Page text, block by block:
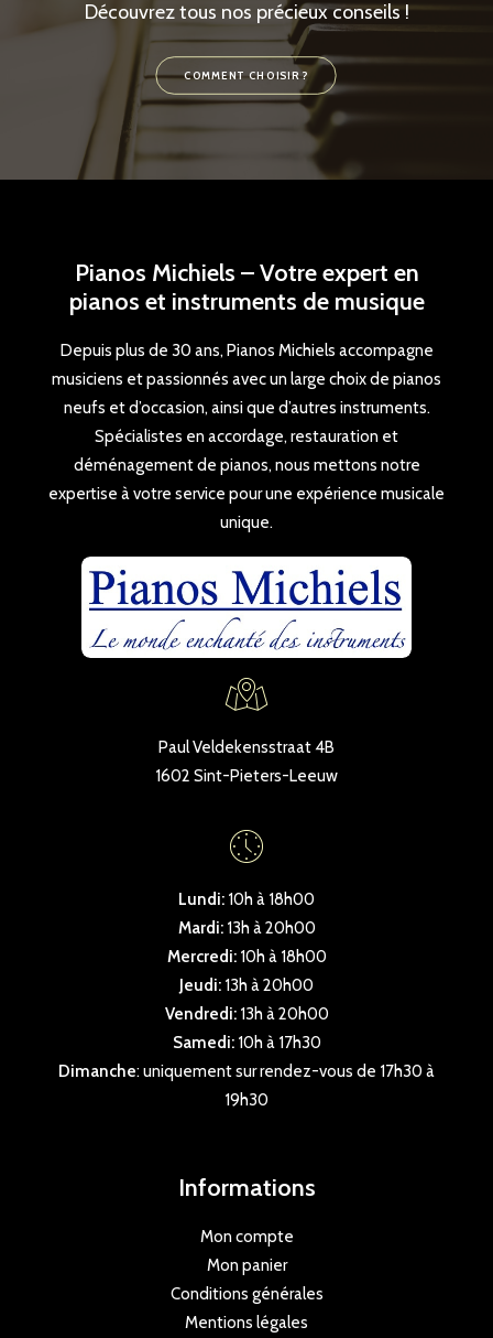
Découvrez tous nos précieux conseils !
COMMENT CHOISIR ?
Pianos Michiels – Votre expert en
pianos et instruments de musique
Depuis plus de 30 ans, Pianos Michiels accompagne
musiciens et passionnés avec un large choix de pianos
neufs et d’occasion, ainsi que d’autres instruments.
Spécialistes en accordage, restauration et
déménagement de pianos, nous mettons notre
expertise à votre service pour une expérience musicale
unique.
Paul Veldekensstraat 4B
1602 Sint-Pieters-Leeuw
Lundi: 10h à 18h00
Mardi:13h à 20h00
Mercredi:10h à 18h00
Jeudi: 13h à 20h00
Vendredi:13h à 20h00
Samedi:10h à 17h30
Dimanche: uniquement sur rendez-vous de 17h30 à
19h30
Informations
Mon compte
Mon panier
Conditions générales
Mentions légales